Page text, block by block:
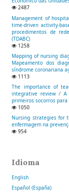
2487
Management of
time-driven activity-
procedimentos de
(TDABC)
1258
Mapping of nursing
Mapeamento dos
síndrome coronariana
1113
The importance of
integrative review / A
primeiros socorros
1050
Nursing strategies for
enfermagem na
954
Idioma
English
Español (España)